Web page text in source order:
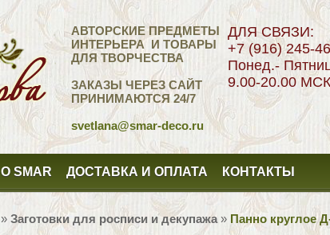
АВТОРСКИЕ ПРЕДМЕТЫ
ИНТЕРЬЕРА И ТОВАРЫ
ДЛЯ ТВОРЧЕСТВА
ЗАКАЗЫ ЧЕРЕЗ САЙТ
ПРИНИМАЮТСЯ 24/7
svetlana@smar-deco.ru
ДЛЯ СВЯЗИ:
+7 (916) 245-
Понед.-
9.00-20.00 МСК
О SMAR ДОСТАВКА И ОПЛАТА КОНТАКТЫ
» Заготовки для росписи и декупажа » Панно круглое